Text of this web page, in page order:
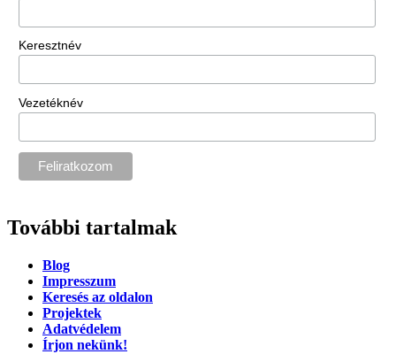
Keresztnév
Vezetéknév
További tartalmak
Blog
Impresszum
Keresés az oldalon
Projektek
Adatvédelem
Írjon nekünk!